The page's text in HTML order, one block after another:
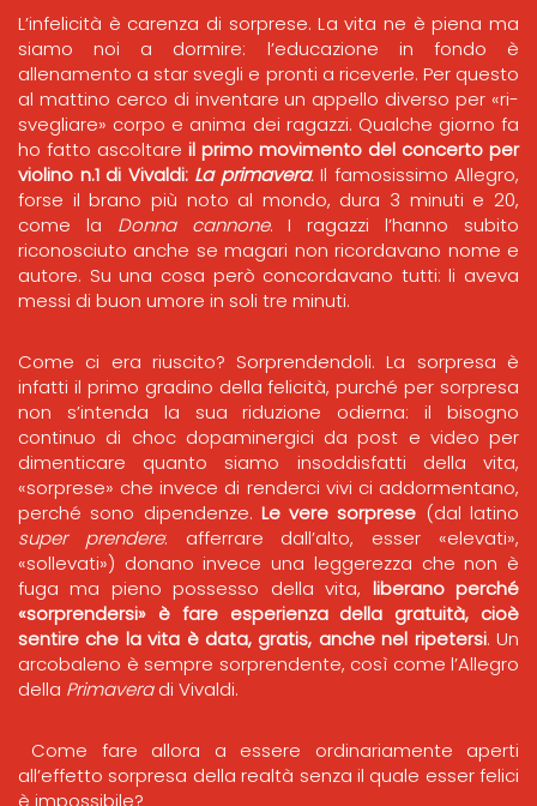
L’infelicità è carenza di sorprese. La vita ne è piena ma
siamo noi a dormire: l’educazione in fondo è
allenamento a star svegli e pronti a riceverle. Per questo
al mattino cerco di inventare un appello diverso per «ri-
svegliare» corpo e anima dei ragazzi. Qualche giorno fa
ho fatto ascoltare il primo movimento del concerto per
violino n.1 di Vivaldi: La primavera.Il famosissimo Allegro,
forse il brano più noto al mondo, dura 3 minuti e 20,
come la Donna cannone. I ragazzi l’hanno subito
riconosciuto anche se magari non ricordavano nome e
autore. Su una cosa però concordavano tutti: li aveva
messi di buon umore in soli tre minuti.
Come ci era riuscito? Sorprendendoli. La sorpresa è
infatti il primo gradino della felicità, purché per sorpresa
non s’intenda la sua riduzione odierna: il bisogno
continuo di choc dopaminergici da post e video per
dimenticare quanto siamo insoddisfatti della vita,
«sorprese» che invece di renderci vivi ci addormentano,
perché sono dipendenze. Le vere sorprese (dal latino
super prendere: afferrare dall’alto, esser «elevati»,
«sollevati») donano invece una leggerezza che non è
fuga ma pieno possesso della vita, liberano perché
«sorprendersi» è fare esperienza della gratuità, cioè
sentire che la vita è data, gratis, anche nel ripetersi. Un
arcobaleno è sempre sorprendente, così come l’Allegro
della Primaveradi Vivaldi.
Come fare allora a essere ordinariamente aperti
all’effetto sorpresa della realtà senza il quale esser felici
è impossibile?